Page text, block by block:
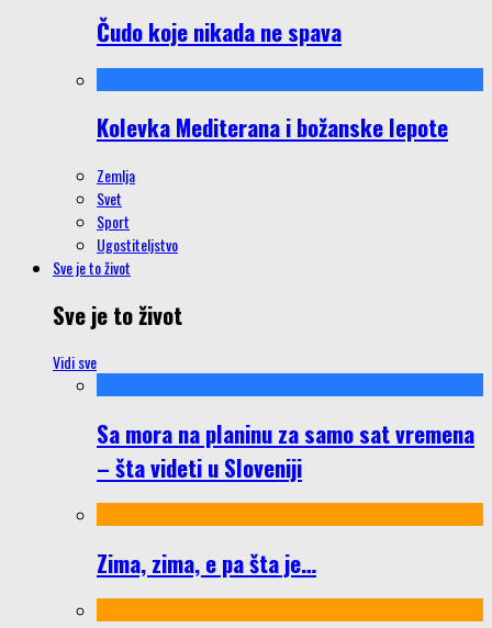
Čudo koje nikada ne spava
Kolevka Mediterana i božanske lepote
Zemlja
Svet
Sport
Ugostiteljstvo
Sve je to život
Sve je to život
Vidi sve
Sa mora na planinu za samo sat vremena
– šta videti u Sloveniji
Zima, zima, e pa šta je…